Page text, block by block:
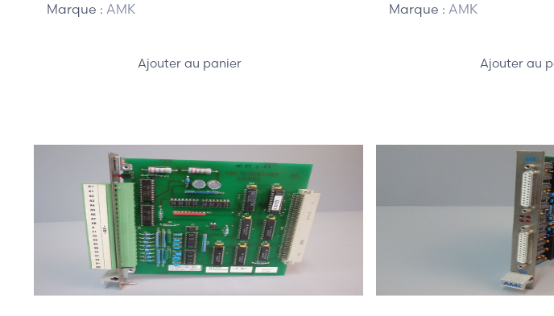
Marque : AMK
Ajouter au panier
Marque :AMK
Ajouter au